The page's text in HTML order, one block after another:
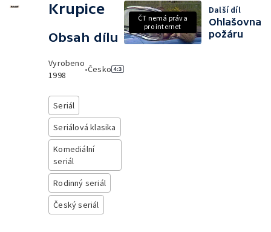
Krupice
Obsah dílu
Vyrobeno
1998
•Česko
Seriál
Seriálová klasika
Komediální
seriál
Rodinný seriál
Český seriál
ČT nemá práva
pro internet
Další díl
Ohlašovna
požáru